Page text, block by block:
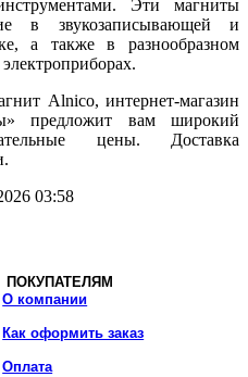
Эти магниты
в звукозаписывающей и
а также в разнообразном
Alnico, интернет-магазин
предложит вам широкий
цены. Доставка
03:58
ПОКУПАТЕЛЯМ
О компании
Как оформить заказ
Оплата